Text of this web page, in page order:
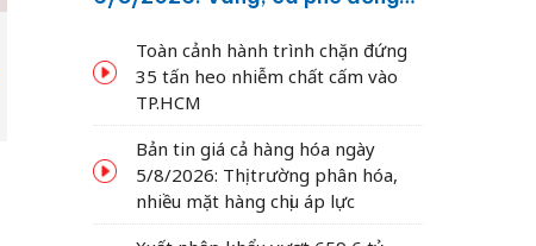
Toàn cảnh hành trình chặn đứng
35 tấn heo nhiễm chất cấm vào
TP.HCM
Bản tin giá cả hàng hóa ngày
5/8/2026: Thị trường phân hóa,
nhiều mặt hàng chịu áp lực